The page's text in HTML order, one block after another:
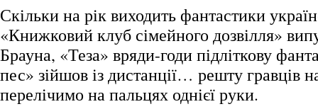
Скільки на рік виходить фантастики
«Книжковий клуб сімейного дозвілля»
Брауна, «Теза» вряди-годи підліткову
пес» зійшов із дистанції… решту гравців
перелічимо на пальцях однієї руки.